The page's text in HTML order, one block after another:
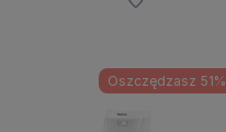
Oszczędzasz 51%